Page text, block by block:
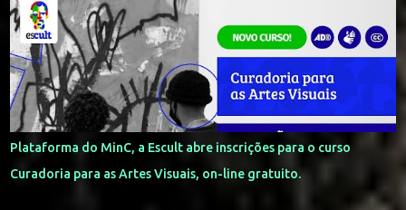
r
i
o
s
Plataforma do MinC, a Escult abre inscrições para o curso
Curadoria para as Artes Visuais, on-line gratuito.